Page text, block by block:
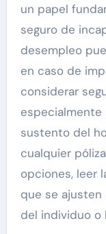
un papel
seguro de
desempleo
en caso de
considerar
especialmente
sustento del
cualquier
opciones, leer
que se
del individuo o